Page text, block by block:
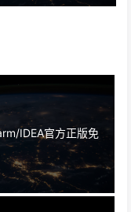
2025.3-
，均采用
CC BY-
程序员晚枫 -